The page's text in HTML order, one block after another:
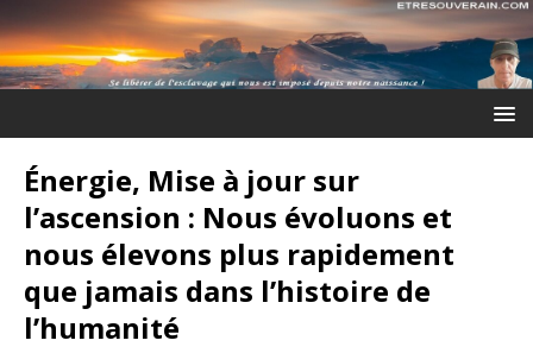
Énergie, Mise à jour sur
l’ascension : Nous évoluons et
nous élevons plus rapidement
que jamais dans l’histoire de
l’humanité